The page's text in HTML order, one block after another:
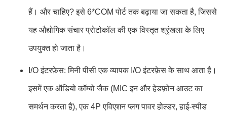
हैं। और चाहिए? इसे 6*COM पोर्ट तक बढ़ाया जा सकता है, जिससे
यह औद्योगिक संचार प्रोटोकॉल की एक विस्तृत श्रृंखला के लिए
उपयुक्त हो जाता है।
I/O इंटरफ़ेस: मिनी पीसी एक व्यापक I/O इंटरफ़ेस के साथ आता है।
इसमें एक ऑडियो कॉम्बो जैक (MIC इन और हेडफ़ोन आउट का
समर्थन करता है), एक 4P एविएशन प्लग पावर होल्डर, हाई-स्पीड